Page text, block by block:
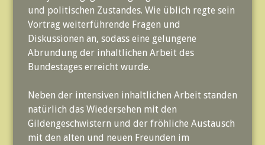
und politischen Zustandes. Wie üblich regte sein
Vortrag weiterführende Fragen und
Diskussionen an, sodass eine gelungene
Abrundung der inhaltlichen Arbeit des
Bundestages erreicht wurde.
Neben der intensiven inhaltlichen Arbeit standen
natürlich das Wiedersehen mit den
Gildengeschwistern und der fröhliche Austausch
mit den alten und neuen Freunden im